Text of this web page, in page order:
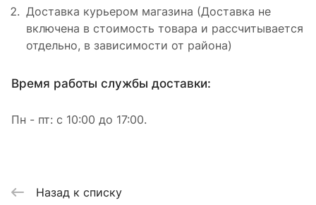
Доставка курьером магазина (Доставка не
включена в стоимость товара и рассчитывается
отдельно, в зависимости от района)
Время работы службы доставки:
Пн - пт: с 10:00 до 17:00.
Назад к списку